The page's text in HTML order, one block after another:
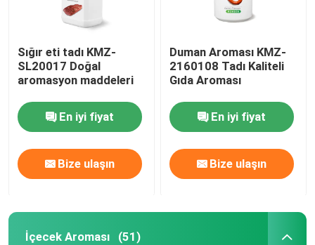
Sığır eti tadı KMZ-
SL20017 Doğal
aromasyon maddeleri
En iyi fiyat
Bize ulaşın
Duman Aroması KMZ-
2160108 Tadı Kaliteli
Gıda Aroması
En iyi fiyat
Bize ulaşın
İçecek Aroması (51)